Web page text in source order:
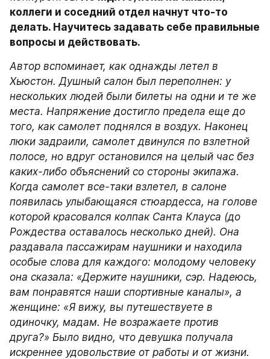
коллеги и соседний отдел начнут что-то
делать. Научитесь задавать себе правильные
вопросы и действовать.
Автор вспоминает, как однажды летел в
Хьюстон. Душный салон был переполнен: у
нескольких людей были билеты на одни и те же
места. Напряжение достигло предела еще до
того, как самолет поднялся в воздух. Наконец
люки задраили, самолет двинулся по взлетной
полосе, но вдруг остановился на целый час без
каких-либо объяснений со стороны экипажа.
Когда самолет все-таки взлетел, в салоне
появилась улыбающаяся стюардесса, на голове
которой красовался колпак Санта Клауса (до
Рождества оставалось несколько дней). Она
раздавала пассажирам наушники и находила
особые слова для каждого: молодому человеку
она сказала: «Держите наушники, сэр. Надеюсь,
вам понравятся наши спортивные каналы», а
женщине: «Я вижу, вы путешествуете в
одиночку, мадам. Не возражаете против
друга?» Было видно, что девушка получала
искреннее удовольствие от работы и от жизни.